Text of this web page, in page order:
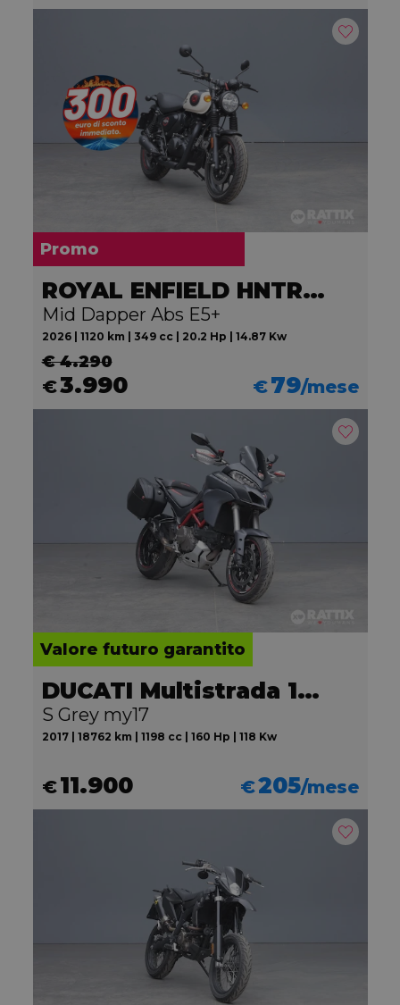
Promo
ROYAL ENFIELD HNTR 350
Mid Dapper Abs E5+
2026 | 1120 km | 349 cc | 20.2 Hp | 14.87 Kw
€ 4.290
€3.990 €79/mese
Valore futuro garantito
DUCATI Multistrada 1200
S Grey my17
2017 | 18762 km | 1198 cc | 160 Hp | 118 Kw
€11.900 €205/mese